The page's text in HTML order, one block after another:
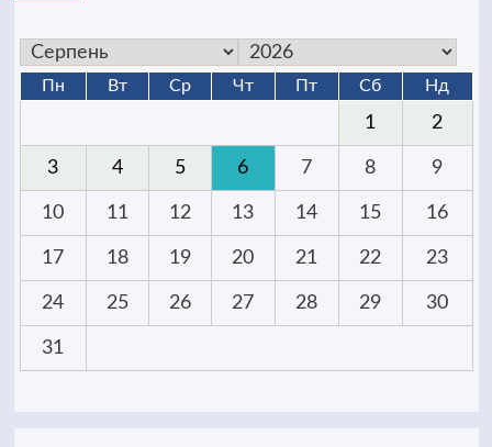
Пн Вт Ср Чт Пт Сб Нд
1 2
3 4 5 6 7 8 9
10 11 12 13 14 15 16
17 18 19 20 21 22 23
24 25 26 27 28 29 30
31